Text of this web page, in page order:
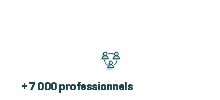
+ 7 000 professionnels